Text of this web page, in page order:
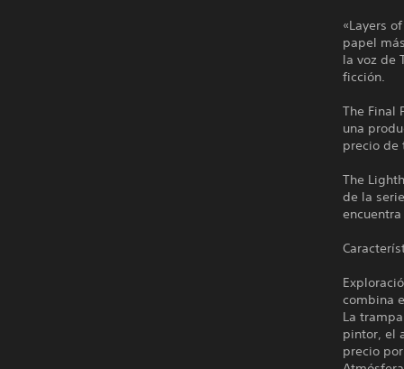
«Layers
papel
la voz de
ficción.
The Final
una
precio de
The
de la
combina
La
pintor, el
precio